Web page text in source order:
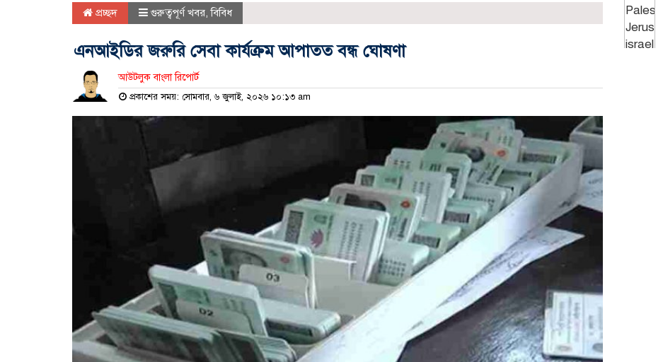
প্রচ্ছদ গুরুত্বপূর্ণ খবর,বিবিধ
এনআইডির জরুরি সেবা কার্যক্রম আপাতত বন্ধ ঘোষণা
আউটলুক বাংলা রিপোর্ট
প্রকাশের সময়: সোমবার, ৬ জুলাই, ২০২৬ ১০:১৩ am